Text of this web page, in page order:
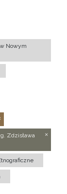
Nowym
Zdzisława